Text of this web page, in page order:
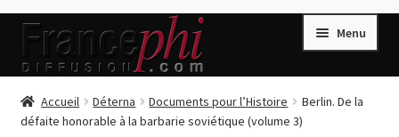
Aller
la
Aller
contenu
Menu
Accueil
Accueil
Accueil Déterna Documents pour l’Histoire
Berlin. De la
défaite honorable à la barbarie soviétique (volume 3)